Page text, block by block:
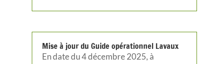
Mise à jour du Guide opérationnel Lavaux
En date du 4 décembre 2025, à